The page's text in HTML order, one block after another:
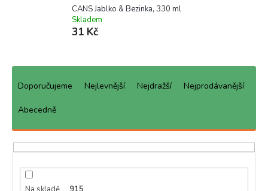
CANS Jablko & Bezinka, 330 ml
Skladem
31 Kč
Ř
p
Doporučujeme Nejlevnější Nejdražší Nejprodávanější
Abecedně